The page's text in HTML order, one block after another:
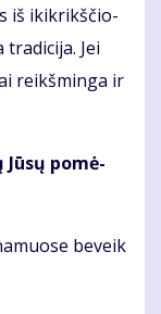
iš ikik­rikš­čio­
Jei
reikš­min­ga ir
Jū­sų po­mė­
be­veik